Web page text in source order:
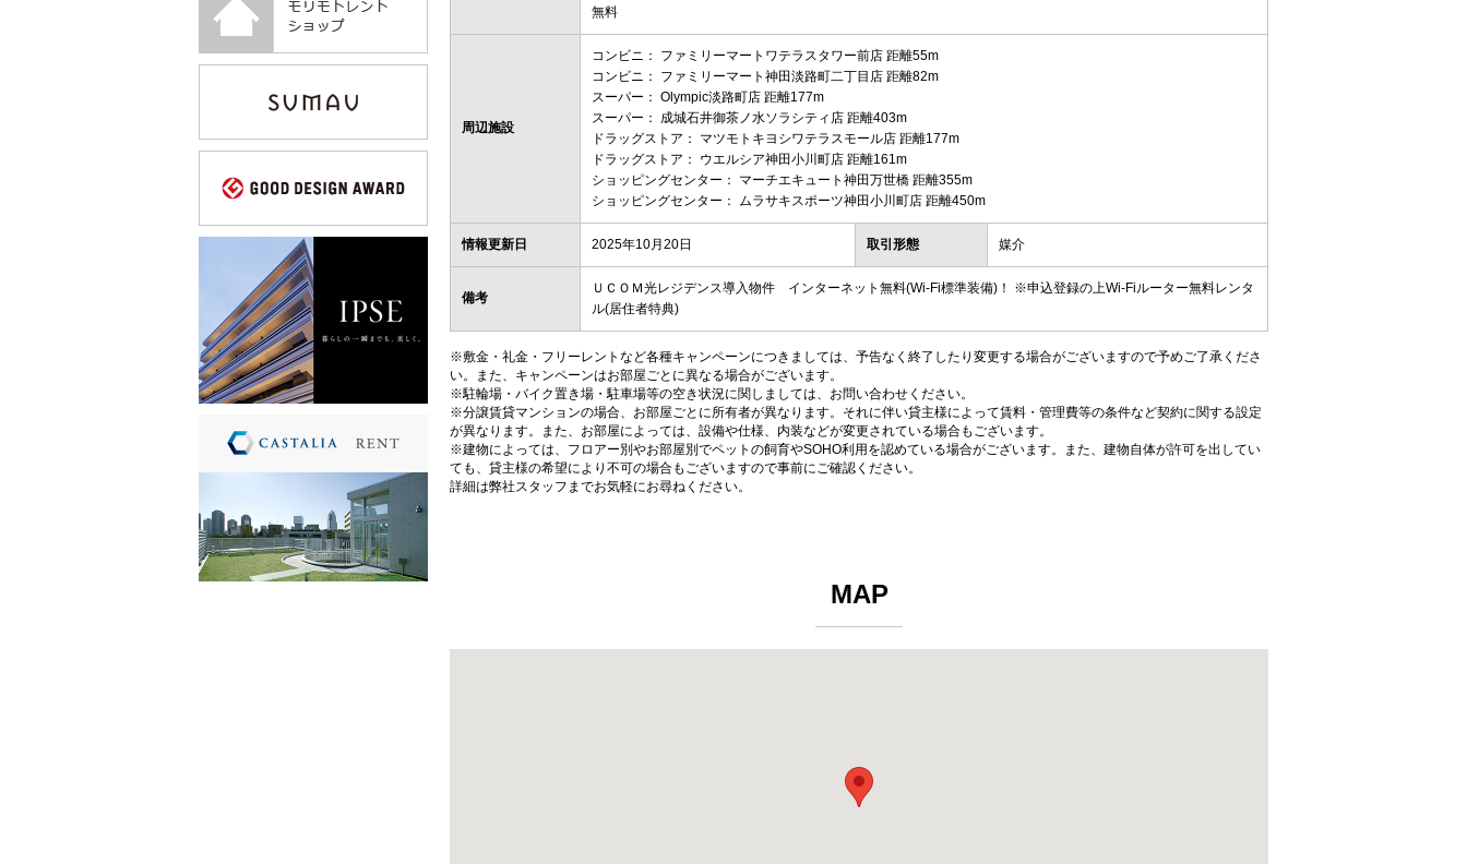
無料
周辺施設
コンビニ： ファミリーマートワテラスタワー前店 距離55m
コンビニ： ファミリーマート神田淡路町二丁目店 距離82m
スーパー： Olympic淡路町店 距離177m
スーパー： 成城石井御茶ノ水ソラシティ店 距離403m
ドラッグストア： マツモトキヨシワテラスモール店 距離177m
ドラッグストア： ウエルシア神田小川町店 距離161m
ショッピングセンター： マーチエキュート神田万世橋 距離355m
ショッピングセンター： ムラサキスポーツ神田小川町店 距離450m
情報更新日 2025年10月20日 取引形態 媒介
備考
ＵＣＯＭ光レジデンス導入物件 インターネット無料(Wi-Fi標準装備)！ ※申込登録の上Wi-Fiルーター無料レンタ
ル(居住者特典)
※敷金・礼金・フリーレントなど各種キャンペーンにつきましては、予告なく終了したり変更する場合がございますので予めご了承くださ
い。また、キャンペーンはお部屋ごとに異なる場合がございます。
※駐輪場・バイク置き場・駐車場等の空き状況に関しましては、お問い合わせください。
※分譲賃貸マンションの場合、お部屋ごとに所有者が異なります。それに伴い貸主様によって賃料・管理費等の条件など契約に関する設定
が異なります。また、お部屋によっては、設備や仕様、内装などが変更されている場合もございます。
※建物によっては、フロアー別やお部屋別でペットの飼育やSOHO利用を認めている場合がございます。また、建物自体が許可を出してい
ても、貸主様の希望により不可の場合もございますので事前にご確認ください。
詳細は弊社スタッフまでお気軽にお尋ねください。
MAP